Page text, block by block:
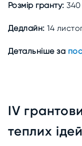
Розмір гранту:340
Дедлайн:14
Детальніше за
IV
теплих